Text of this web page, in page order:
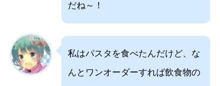
だね～！
私はパスタを食べたんだけど、な
んとワンオーダーすれば飲食物の